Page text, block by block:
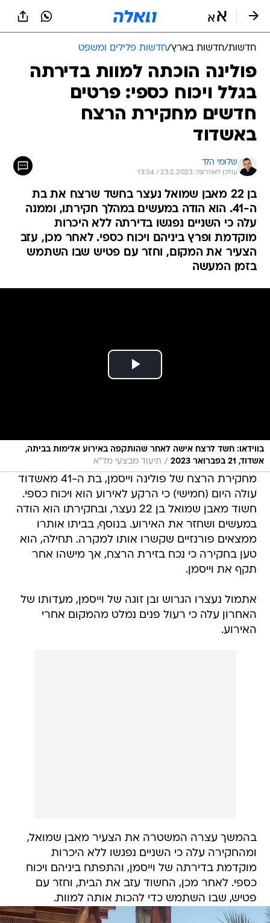
חדשות/חדשות בארץ/חדשות פלילים ומשפט
פולינה הוכתה למוות בדירתה
בגלל ויכוח כספי: פרטים
חדשים מחקירת הרצח
באשדוד
שלומי הלר
עודכן לאחרונה: 23.2.2023 / 13:34
בן 22 מאבן שמואל נעצר בחשד שרצח את בת
ה-41. הוא הודה במעשים במהלך חקירתו, וממנה
עלה כי השניים נפגשו בדירתה ללא היכרות
מוקדמת ופרץ ביניהם ויכוח כספי. לאחר מכן, עזב
הצעיר את המקום, וחזר עם פטיש שבו השתמש
בזמן המעשה
בווידאו: חשד לרצח אישה לאחר שהותקפה באירוע אלימות בביתה,
אשדוד, 21 בפברואר 2023
/ תיעוד מבצעי מד"א
מחקירת הרצח של פולינה וייסמן, בת ה-41 מאשדוד
עולה היום (חמישי) כי הרקע לאירוע הוא ויכוח כספי.
חשוד מאבן שמואל בן 22 נעצר, ובחקירתו הוא הודה
במעשים ושחזר את האירוע. בנוסף, בביתו אותרו
ממצאים פורנזיים שקשרו אותו למקרה. תחילה, הוא
טען בחקירה כי נכח בזירת הרצח, אך מישהו אחר
תקף את וייסמן.
אתמול נעצרו הגרוש ובן זוגה של וייסמן, מעדותו של
האחרון עלה כי רעול פנים נמלט מהמקום אחרי
האירוע.
בהמשך עצרה המשטרה את הצעיר מאבן שמואל,
ומהחקירה עלה כי השניים נפגשו ללא היכרות
מוקדמת בדירתה של וייסמן, והתפתח ביניהם ויכוח
כספי. לאחר מכן, החשוד עזב את הבית, וחזר עם
פטיש, שבו השתמש כדי להכות אותה למוות.